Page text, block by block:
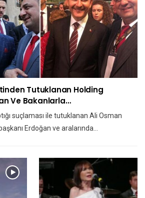
Tutuklanan Holding
Ve Bakanlarla…
suçlaması ile tutuklanan Ali Osman
Erdoğan ve aralarında…